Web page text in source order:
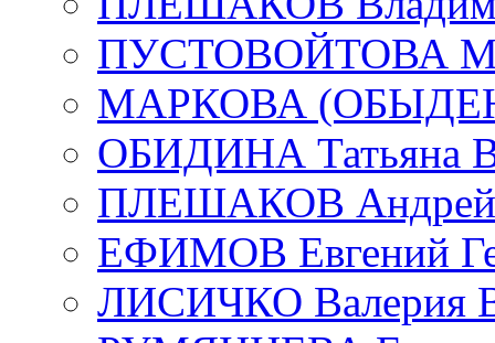
ПУСТОВОЙТОВА
МАРКОВА
ОБИДИНА Татьяна
ПЛЕШАКОВ Андрей
ЕФИМОВ Евгений
ЛИСИЧКО Валерия